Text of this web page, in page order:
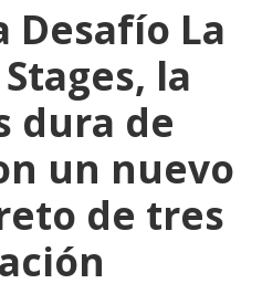
Desafío La
la
dura de
un nuevo
de tres